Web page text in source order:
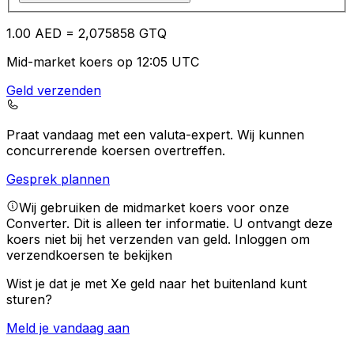
1.00 AED = 2,075858 GTQ
Mid-market koers op 12:05 UTC
Geld verzenden
Praat vandaag met een valuta-expert. Wij kunnen
concurrerende koersen overtreffen.
Gesprek plannen
Wij gebruiken de midmarket koers voor onze
Converter. Dit is alleen ter informatie. U ontvangt deze
koers niet bij het verzenden van geld. Inloggen om
verzendkoersen te bekijken
Wist je dat je met Xe geld naar het buitenland kunt
sturen?
Meld je vandaag aan